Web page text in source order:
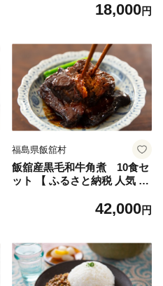
お菓子 おやつ スイーツ 焼き
ーヌ フィナンシェ クッキー
手作り 贈答 贈り物 プレゼン
ト ギフト 詰合せ お菓子セッ
ト 手作り オリジナル 詰め合
わせ 個包装 セット 復興 福島
飯舘村 】 ITTAN002
18,000円
福島県飯舘村
飯舘産黒毛和牛角煮 10食セ
ット 【 ふるさと納税 人気 お
黒毛和牛 おかず 丼 角煮丼 レ
42,000円